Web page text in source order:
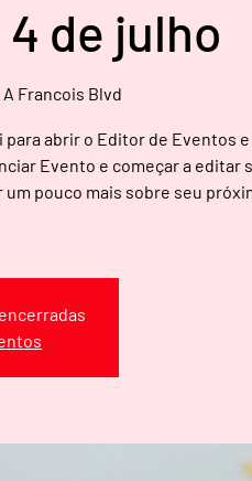
de julho
A Francois Blvd
para abrir o Editor de Eventos e
Evento e começar a editar
pouco mais sobre seu